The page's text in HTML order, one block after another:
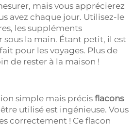
mais vous apprécierez
avez chaque jour. Utilisez-le
les suppléments
la main. Étant petit, il est
pour les voyages. Plus de
de rester à la maison !
simple mais précis flacons
utilisé est ingénieuse. Vous
correctement ! Ce flacon